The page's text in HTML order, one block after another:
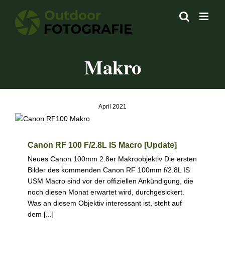
Inhalt
springen
Makro
April 2021
Canon RF 100 F/2.8L IS Macro [Update]
Canon RF 100 F/2.8L IS Macro [Update]
Neues Canon 100mm 2.8er Makroobjektiv Die ersten
Bilder des kommenden Canon RF 100mm f/2.8L IS
USM Macro sind vor der offiziellen Ankündigung, die
noch diesen Monat erwartet wird, durchgesickert.
Was an diesem Objektiv interessant ist, steht auf
dem [...]